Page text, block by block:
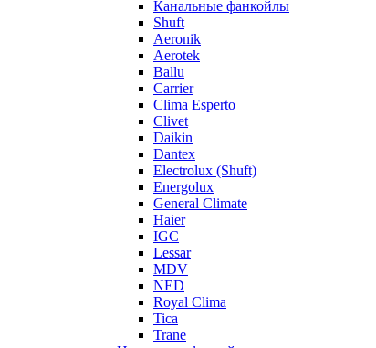
Канальные фанкойлы
Shuft
Aeronik
Aerotek
Ballu
Carrier
Clima Esperto
Clivet
Daikin
Dantex
Electrolux (Shuft)
Energolux
General Climate
Haier
IGC
Lessar
MDV
NED
Royal Clima
Tica
Trane